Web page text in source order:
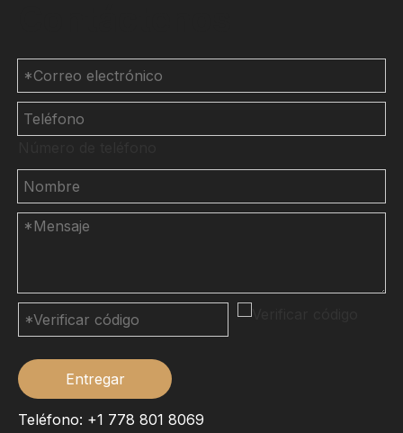
Entregar
Teléfono: +1 778 801 8069